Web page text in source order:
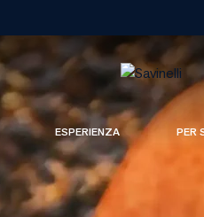
ESPERIENZA